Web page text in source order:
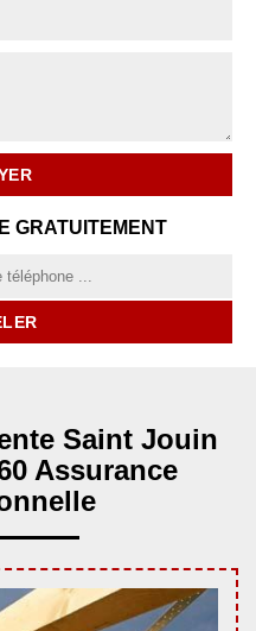
GRATUITEMENT
Saint Jouin
Assurance